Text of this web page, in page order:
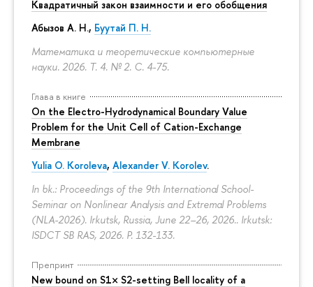
Квадратичный закон взаимности и его обобщения
Абызов А. Н., Буутай П. Н.
Математика и теоретические компьютерные
науки. 2026. Т. 4. № 2. С. 4-75.
Глава в книге
On the Electro-Hydrodynamical Boundary Value
Problem for the Unit Cell of Cation-Exchange
Membrane
Yulia O. Koroleva, Alexander V. Korolev.
In bk.: Proceedings of the 9th International School-
Seminar on Nonlinear Analysis and Extremal Problems
(NLA-2026). Irkutsk, Russia, June 22–26, 2026.. Irkutsk:
ISDCT SB RAS, 2026. P. 132-133.
Препринт
New bound on S1× S2-setting Bell locality of a